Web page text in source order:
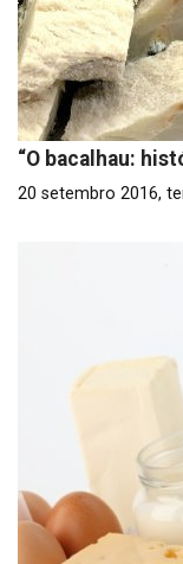
“O bacalhau:
20 setembro 2016,